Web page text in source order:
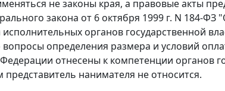
не законы края, а правовые акты
закона от 6 октября 1999 г. N 184-
органов государственной
вопросы определения размера и условий
отнесены к компетенции органов
нанимателя не относится.